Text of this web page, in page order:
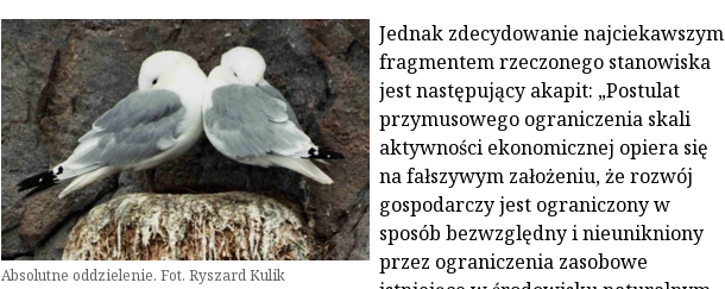
Absolutne oddzielenie. Fot. Ryszard Kulik
Jednak zdecydowanie najciekawszym
fragmentem rzeczonego stanowiska
jest następujący akapit: „Postulat
przymusowego ograniczenia skali
aktywności ekonomicznej opiera się
na fałszywym założeniu, że rozwój
gospodarczy jest ograniczony w
sposób bezwzględny i nieunikniony
przez ograniczenia zasobowe